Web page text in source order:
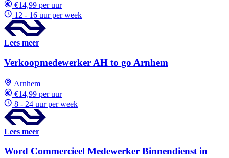
€14,99 per uur
12 - 16 uur per week
Lees meer
Verkoopmedewerker AH to go Arnhem
Arnhem
€14,99 per uur
8 - 24 uur per week
Lees meer
Word Commercieel Medewerker Binnendienst in